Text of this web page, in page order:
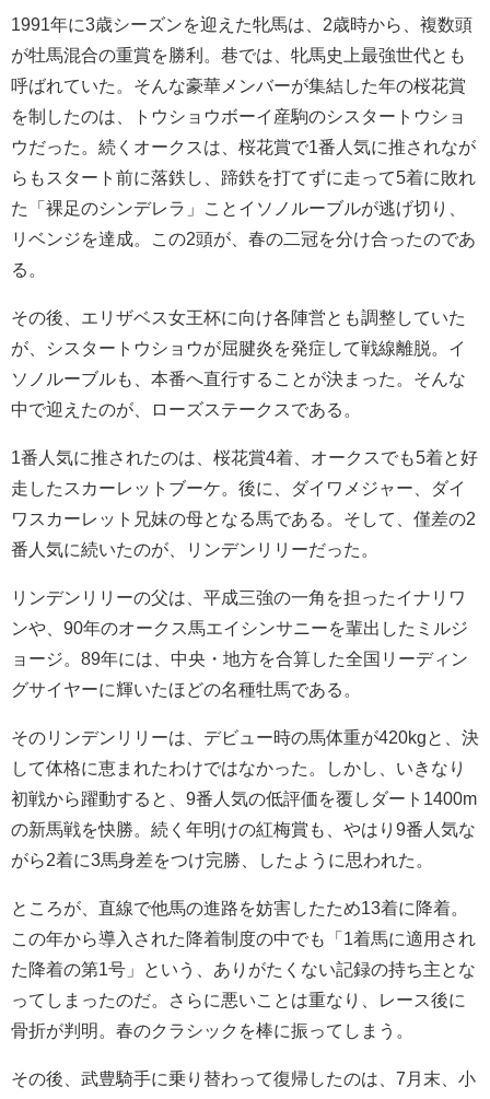
1991年に3歳シーズンを迎えた牝馬は、2歳時から、複数頭
が牡馬混合の重賞を勝利。巷では、牝馬史上最強世代とも
呼ばれていた。そんな豪華メンバーが集結した年の桜花賞
を制したのは、トウショウボーイ産駒のシスタートウショ
ウだった。続くオークスは、桜花賞で1番人気に推されなが
らもスタート前に落鉄し、蹄鉄を打てずに走って5着に敗れ
た「裸足のシンデレラ」ことイソノルーブルが逃げ切り、
リベンジを達成。この2頭が、春の二冠を分け合ったのであ
る。
その後、エリザベス女王杯に向け各陣営とも調整していた
が、シスタートウショウが屈腱炎を発症して戦線離脱。イ
ソノルーブルも、本番へ直行することが決まった。そんな
中で迎えたのが、ローズステークスである。
1番人気に推されたのは、桜花賞4着、オークスでも5着と好
走したスカーレットブーケ。後に、ダイワメジャー、ダイ
ワスカーレット兄妹の母となる馬である。そして、僅差の2
番人気に続いたのが、リンデンリリーだった。
リンデンリリーの父は、平成三強の一角を担ったイナリワ
ンや、90年のオークス馬エイシンサニーを輩出したミルジ
ョージ。89年には、中央・地方を合算した全国リーディン
グサイヤーに輝いたほどの名種牡馬である。
そのリンデンリリーは、デビュー時の馬体重が420kgと、決
して体格に恵まれたわけではなかった。しかし、いきなり
初戦から躍動すると、9番人気の低評価を覆しダート1400m
の新馬戦を快勝。続く年明けの紅梅賞も、やはり9番人気な
がら2着に3馬身差をつけ完勝、したように思われた。
ところが、直線で他馬の進路を妨害したため13着に降着。
この年から導入された降着制度の中でも「1着馬に適用され
た降着の第1号」という、ありがたくない記録の持ち主とな
ってしまったのだ。さらに悪いことは重なり、レース後に
骨折が判明。春のクラシックを棒に振ってしまう。
その後、武豊騎手に乗り替わって復帰したのは、7月末、小